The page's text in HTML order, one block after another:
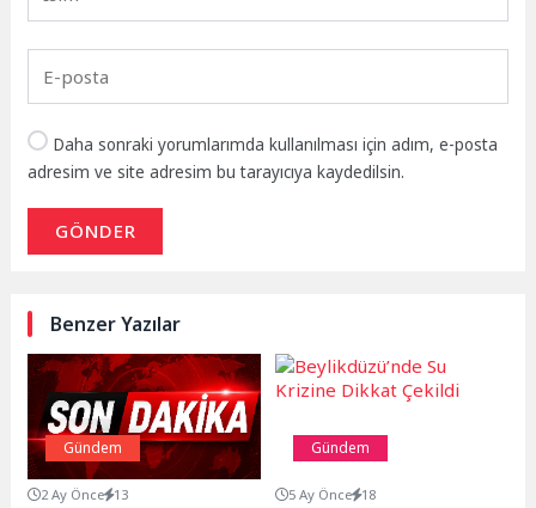
Daha sonraki yorumlarımda kullanılması için adım, e-posta
adresim ve site adresim bu tarayıcıya kaydedilsin.
GÖNDER
Benzer Yazılar
Gündem
2 Ay Önce 13
Gündem
5 Ay Önce 18